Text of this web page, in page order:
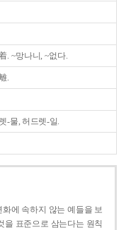
. ~망나니, ~없다.
.
-물, 허드렛-일.
에 속하지 않는 예들을 보
을 표준으로 삼는다는 원칙